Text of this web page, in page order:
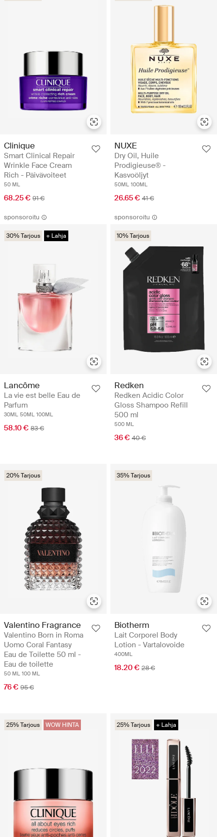
Clinique
Smart Clinical Repair
Wrinkle Face Cream
Rich - Päivävoiteet
50 ML
68.25 € 91 €
NUXE
Dry Oil, Huile
Prodigieuse® -
Kasvoöljyt
50ML 100ML
26.65 € 41 €
sponsoroitu
30% Tarjous + Lahja
Lancôme
La vie est belle Eau de
Parfum
30ML 50ML 100ML
58.10 € 83 €
sponsoroitu
10% Tarjous
Redken
Redken Acidic Color
Gloss Shampoo Refill
500 ml
500 ML
36 € 40 €
20% Tarjous
Valentino Fragrance
Valentino Born in Roma
Uomo Coral Fantasy
Eau de Toilette 50 ml -
Eau de toilette
50 ML 100 ML
76 € 95 €
35% Tarjous
Biotherm
Lait Corporel Body
Lotion - Vartalovoide
400ML
18.20 € 28 €
25% Tarjous WOW HINTA 25% Tarjous + Lahja